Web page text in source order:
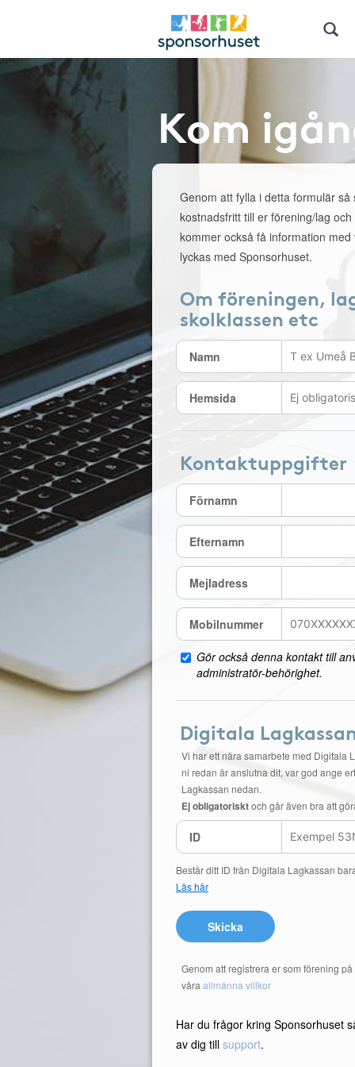
Kom
Genom att fylla i detta formulär så
kostnadsfritt till er förening/lag
kommer också få information
lyckas med Sponsorhuset.
Om föreningen,
skolklassen etc
Namn
Hemsida
Kontaktuppgifter
Förnamn
Efternamn
Mejladress
Mobilnummer
Gör också denna kontakt till
administratör-behörighet.
Digitala
Vi har ett nära samarbete med Digitala
ni redan är anslutna dit, var god ange
Lagkassan nedan.
Ej obligatorisktoch går även bra att
ID
Består ditt ID från Digitala Lagkassan
Läs här
Skicka
Genom att registrera er som förening
våra allmänna villkor
Har du frågor kring Sponsorhuset
av dig till support.